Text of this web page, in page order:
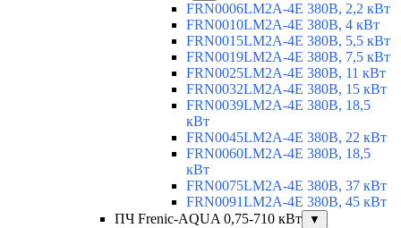
FRN0006LM2A-4E 380В, 2,2 кВт
FRN0010LM2A-4E 380В, 4 кВт
FRN0015LM2A-4E 380В, 5,5 кВт
FRN0019LM2A-4E 380В, 7,5 кВт
FRN0025LM2A-4E 380В, 11 кВт
FRN0032LM2A-4E 380В, 15 кВт
FRN0039LM2A-4E 380В, 18,5
кВт
FRN0045LM2A-4E 380В, 22 кВт
FRN0060LM2A-4E 380В, 18,5
кВт
FRN0075LM2A-4E 380В, 37 кВт
FRN0091LM2A-4E 380В, 45 кВт
ПЧ Frenic-AQUA 0,75-710 кВт
▼